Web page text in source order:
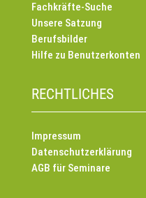
Fachkräfte-Suche
Unsere Satzung
Berufsbilder
Hilfe zu Benutzerkonten
RECHTLICHES
Impressum
Datenschutzerklärung
AGB für Seminare